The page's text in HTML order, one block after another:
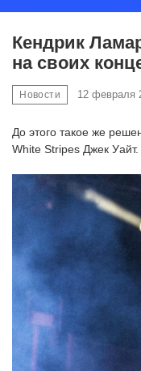
Кендрик
на своих
Новости 12 февраля
До этого такое же
White Stripes Джек Уайт.